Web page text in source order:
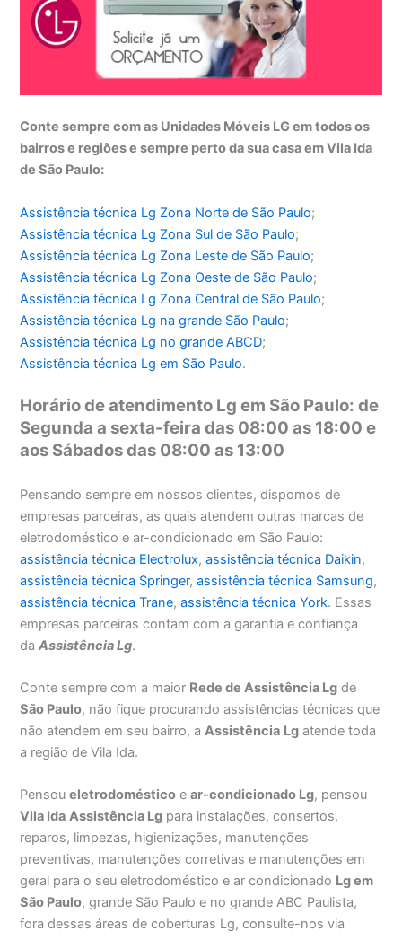
Conte sempre com as Unidades Móveis LG em todos os
bairros e regiões e sempre perto da sua casa em Vila Ida
de São Paulo:
Assistência técnica Lg Zona Norte de São Paulo;
Assistência técnica Lg Zona Sul de São Paulo;
Assistência técnica Lg Zona Leste de São Paulo;
Assistência técnica Lg Zona Oeste de São Paulo;
Assistência técnica Lg Zona Central de São Paulo;
Assistência técnica Lg na grande São Paulo;
Assistência técnica Lg no grande ABCD;
Assistência técnica Lg em São Paulo.
Horário de atendimento Lg em São Paulo: de
Segunda a sexta-feira das 08:00 as 18:00 e
aos Sábados das 08:00 as 13:00
Pensando sempre em nossos clientes, dispomos de
empresas parceiras, as quais atendem outras marcas de
eletrodoméstico e ar-condicionado em São Paulo:
assistência técnica Electrolux,assistência técnica Daikin,
assistência técnica Springer,assistência técnica Samsung,
assistência técnica Trane,assistência técnica York. Essas
empresas parceiras contam com a garantia e confiança
daAssistência Lg.
Conte sempre com a maior Rede de Assistência Lg de
São Paulo, não fique procurando assistências técnicas que
não atendem em seu bairro, aAssistência Lg atende toda
a região de Vila Ida.
Pensoueletrodoméstico ear-condicionado Lg, pensou
Vila Ida Assistência Lg para instalações, consertos,
reparos, limpezas, higienizações, manutenções
preventivas, manutenções corretivas e manutenções em
geral para o seu eletrodoméstico e ar condicionado Lg em
São Paulo, grande São Paulo e no grande ABC Paulista,
fora dessas áreas de coberturas Lg, consulte-nos via